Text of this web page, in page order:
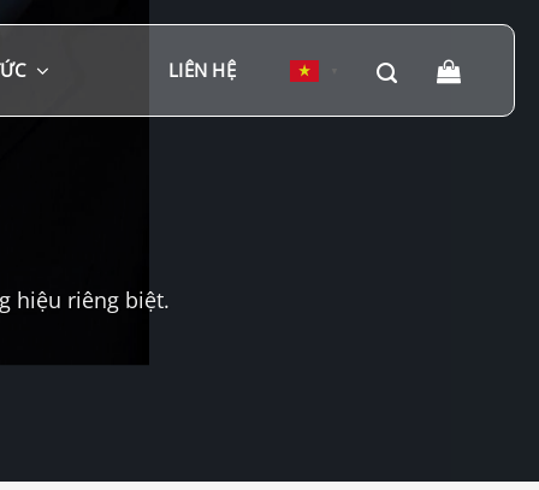
LIÊN HỆ
hiệu riêng biệt.